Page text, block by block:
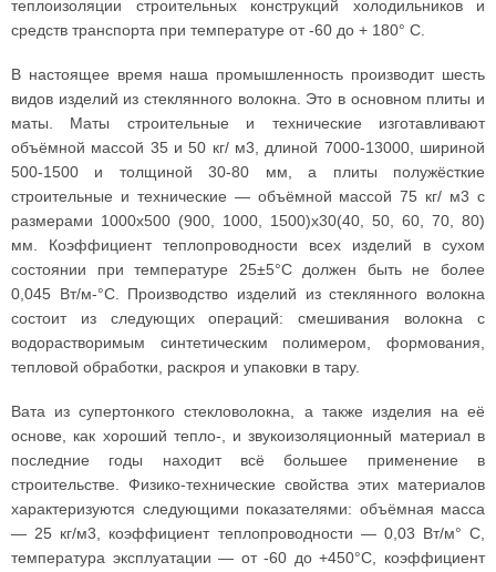
теплоизоляции строительных конструкций холодильников и
средств транспорта при температуре от -60 до + 180° С.
В настоящее время наша промышленность производит шесть
видов изделий из стеклянного волокна. Это в основном плиты и
маты. Маты строительные и технические изготавливают
объёмной массой 35 и 50 кг/ м3, длиной 7000-13000, шириной
500-1500 и толщиной 30-80 мм, а плиты полужёсткие
строительные и технические — объёмной массой 75 кг/ м3 с
размерами 1000х500 (900, 1000, 1500)х30(40, 50, 60, 70, 80)
мм. Коэффициент теплопроводности всех изделий в сухом
состоянии при температуре 25±5°С должен быть не более
0,045 Вт/м-°С. Производство изделий из стеклянного волокна
состоит из следующих операций: смешивания волокна с
водорастворимым синтетическим полимером, формования,
тепловой обработки, раскроя и упаковки в тару.
Вата из супертонкого стекловолокна, а также изделия на её
основе, как хороший тепло-, и звукоизоляционный материал в
последние годы находит всё большее применение в
строительстве. Физико-технические свойства этих материалов
характеризуются следующими показателями: объёмная масса
— 25 кг/м3, коэффициент теплопроводности — 0,03 Вт/м° С,
температура эксплуатации — от -60 до +450°С, коэффициент